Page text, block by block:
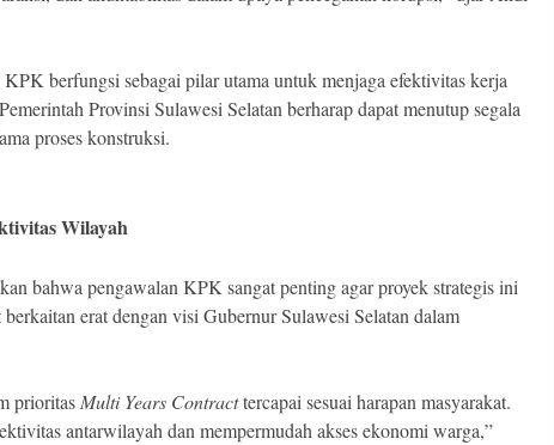
berfungsi sebagai pilar utama untuk menjaga efektivitas kerja
Provinsi Sulawesi Selatan berharap dapat menutup segala
proses konstruksi.
Wilayah
bahwa pengawalan KPK sangat penting agar proyek strategis ini
erat dengan visi Gubernur Sulawesi Selatan dalam
prioritas Multi Years Contracttercapai sesuai harapan masyarakat.
antarwilayah dan mempermudah akses ekonomi warga,”